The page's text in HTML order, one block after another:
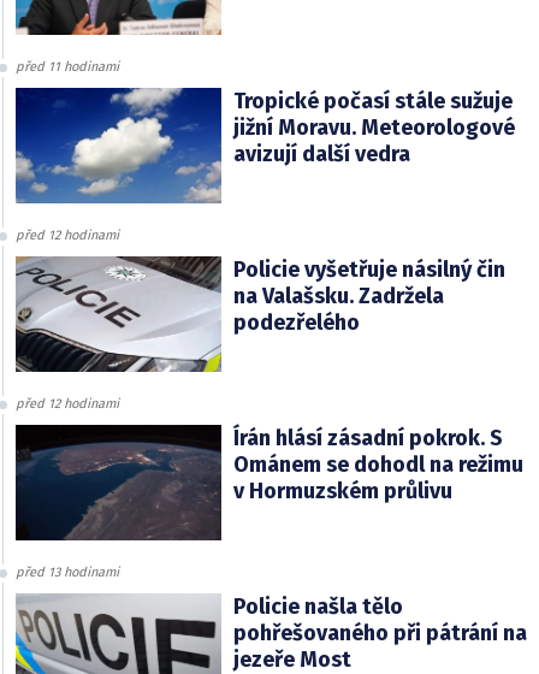
před 11 hodinami
Tropické počasí stále sužuje
jižní Moravu. Meteorologové
avizují další vedra
před 12 hodinami
Policie vyšetřuje násilný čin
na Valašsku. Zadržela
podezřelého
před 12 hodinami
Írán hlásí zásadní pokrok. S
Ománem se dohodl na režimu
v Hormuzském průlivu
před 13 hodinami
Policie našla tělo
pohřešovaného při pátrání na
jezeře Most